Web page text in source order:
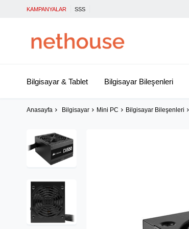
KAMPANYALAR SSS
Bilgisayar & Tablet Bilgisayar Bileşenleri
Anasayfa Bilgisayar Mini PC Bilgisayar Bileşenleri